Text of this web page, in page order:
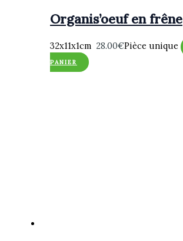
Organis’oeuf en frêne
32x11x1cm 28.00€Pièce unique
PANIER